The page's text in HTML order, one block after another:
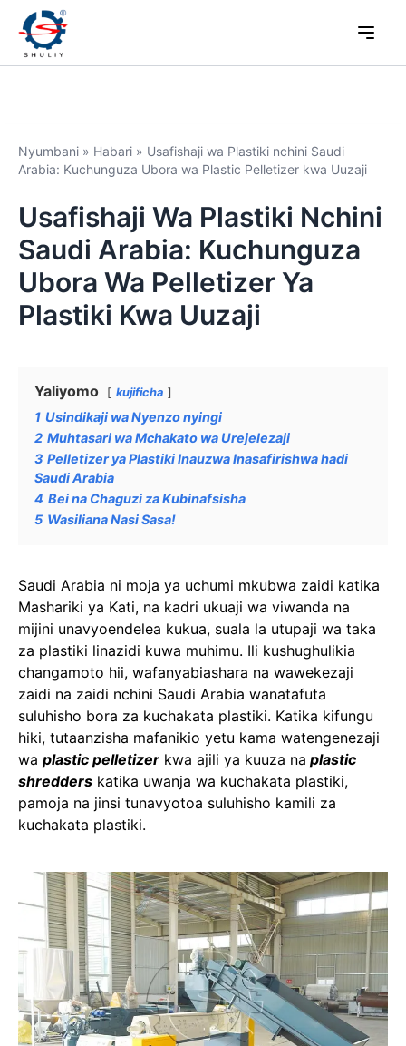
Nyumbani » Habari » Usafishaji wa Plastiki nchini Saudi
Arabia: Kuchunguza Ubora wa Plastic Pelletizer kwa Uuzaji
Usafishaji Wa Plastiki Nchini
Saudi Arabia: Kuchunguza
Ubora Wa Pelletizer Ya
Plastiki Kwa Uuzaji
Yaliyomo kujificha
1 Usindikaji wa Nyenzo nyingi
2 Muhtasari wa Mchakato wa Urejelezaji
3 Pelletizer ya Plastiki Inauzwa Inasafirishwa hadi
Saudi Arabia
4 Bei na Chaguzi za Kubinafsisha
5 Wasiliana Nasi Sasa!
Saudi Arabia ni moja ya uchumi mkubwa zaidi katika
Mashariki ya Kati, na kadri ukuaji wa viwanda na
mijini unavyoendelea kukua, suala la utupaji wa taka
za plastiki linazidi kuwa muhimu. Ili kushughulikia
changamoto hii, wafanyabiashara na wawekezaji
zaidi na zaidi nchini Saudi Arabia wanatafuta
suluhisho bora za kuchakata plastiki. Katika kifungu
hiki, tutaanzisha mafanikio yetu kama watengenezaji
wa plastic pelletizer kwa ajili ya kuuza na plastic
shredders katika uwanja wa kuchakata plastiki,
pamoja na jinsi tunavyotoa suluhisho kamili za
kuchakata plastiki.